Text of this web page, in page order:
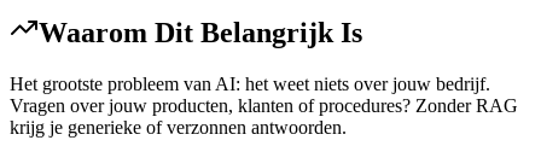
Waarom Dit Belangrijk Is
Het grootste probleem van AI: het weet niets over jouw bedrijf.
Vragen over jouw producten, klanten of procedures? Zonder RAG
krijg je generieke of verzonnen antwoorden.